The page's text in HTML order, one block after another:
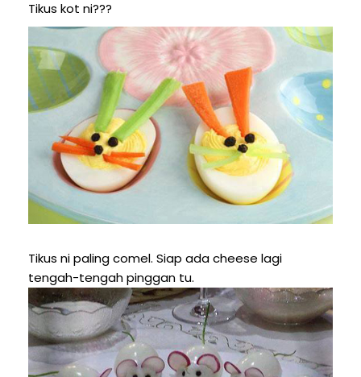
Tikus kot ni???
Tikus ni paling comel. Siap ada cheese lagi
tengah-tengah pinggan tu.